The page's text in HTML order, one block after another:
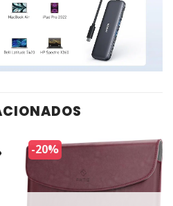
-20%